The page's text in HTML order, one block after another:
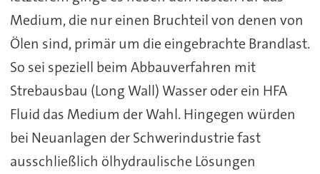
Medium, die nur einen Bruchteil von denen von
Ölen sind, primär um die eingebrachte Brandlast.
So sei speziell beim Abbauverfahren mit
Strebausbau (Long Wall) Wasser oder ein HFA
Fluid das Medium der Wahl. Hingegen würden
bei Neuanlagen der Schwerindustrie fast
ausschließlich ölhydraulische Lösungen